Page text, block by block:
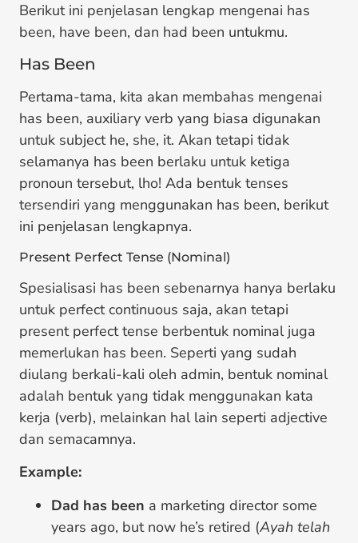
Berikut ini penjelasan lengkap mengenai has
been, have been, dan had been untukmu.
Has Been
Pertama-tama, kita akan membahas mengenai
has been, auxiliary verb yang biasa digunakan
untuk subject he, she, it. Akan tetapi tidak
selamanya has been berlaku untuk ketiga
pronoun tersebut, lho! Ada bentuk tenses
tersendiri yang menggunakan has been, berikut
ini penjelasan lengkapnya.
Present Perfect Tense (Nominal)
Spesialisasi has been sebenarnya hanya berlaku
untuk perfect continuous saja, akan tetapi
present perfect tense berbentuk nominal juga
memerlukan has been. Seperti yang sudah
diulang berkali-kali oleh admin, bentuk nominal
adalah bentuk yang tidak menggunakan kata
kerja (verb), melainkan hal lain seperti adjective
dan semacamnya.
Example:
Dad has been a marketing director some
years ago, but now he’s retired (Ayah telah